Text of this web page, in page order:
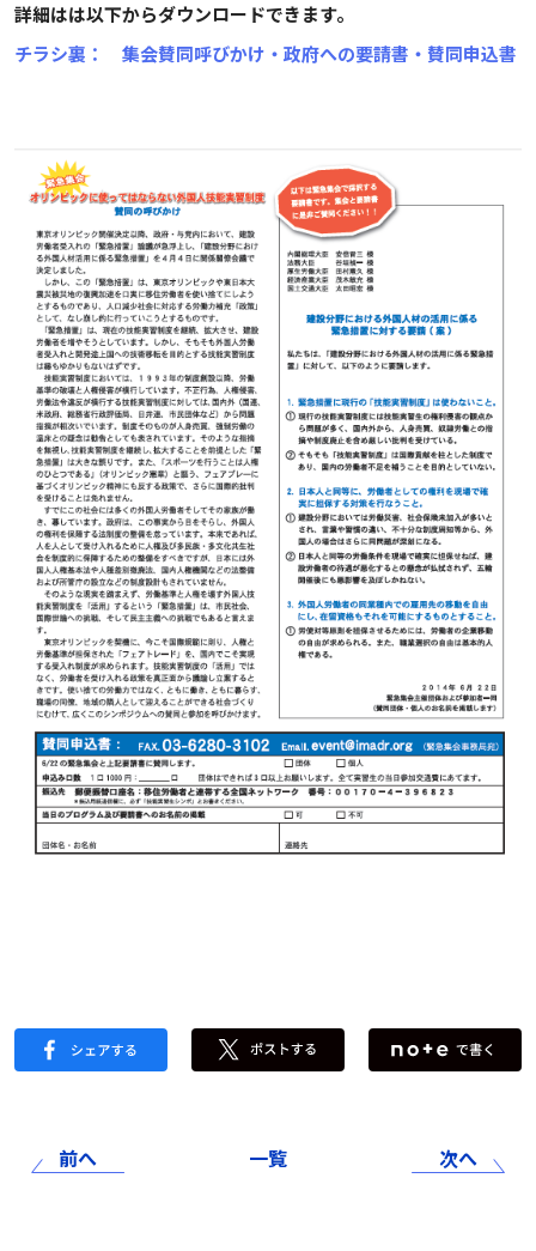
詳細はは以下からダウンロードできます。
チラシ裏： 集会賛同呼びかけ・政府への要請書・賛同申込書
前へ 一覧 次へ